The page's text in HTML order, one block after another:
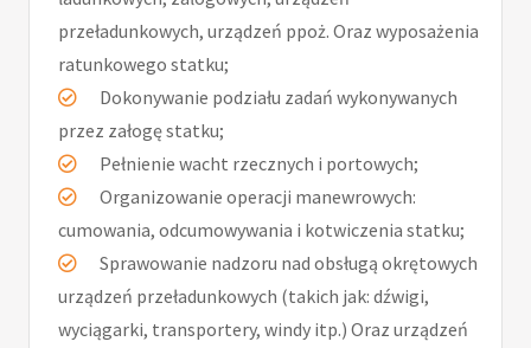
przeładunkowych, urządzeń ppoż. Oraz wyposażenia
ratunkowego statku;
Dokonywanie podziału zadań wykonywanych
przez załogę statku;
Pełnienie wacht rzecznych i portowych;
Organizowanie operacji manewrowych:
cumowania, odcumowywania i kotwiczenia statku;
Sprawowanie nadzoru nad obsługą okrętowych
urządzeń przeładunkowych (takich jak: dźwigi,
wyciągarki, transportery, windy itp.) Oraz urządzeń